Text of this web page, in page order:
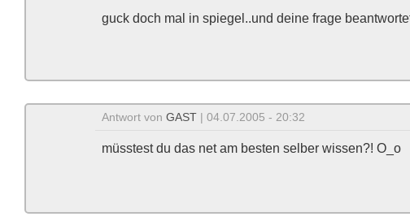
guck doch mal in spiegel..und deine frage
Antwort von GAST | 04.07.2005 - 20:32
müsstest du das net am besten selber wissen?! O_o